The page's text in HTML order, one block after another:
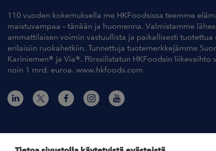
110 vuoden kokemuksella me HKFoodsissa teemme
maistuvampaa – tänään ja huomenna. Valmistamme
ammattilaisen voimin vastuullista ja paikallisesti
erilaisiin ruokahetkiin. Tunnettuja tuotemerkkejämme
Kariniemen® ja Via®. Pörssilistatun HKFoodsin liikevaihto
noin 1 mrd. euroa. www.hkfoods.com